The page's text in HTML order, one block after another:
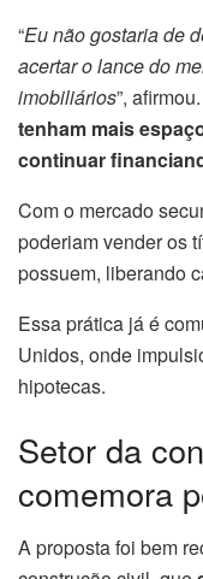
“Eu não gostaria de
acertar o lance do
imobiliários”,
tenham mais
continuar
Com o mercado
poderiam vender os
possuem, liberando
Essa prática já é
Unidos, onde
hipotecas.
Setor da
comemora
A proposta foi bem